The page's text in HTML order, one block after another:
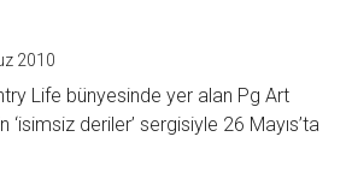
2010
Life bünyesinde yer alan Pg Art
‘isimsiz deriler’ sergisiyle 26 Mayıs’ta